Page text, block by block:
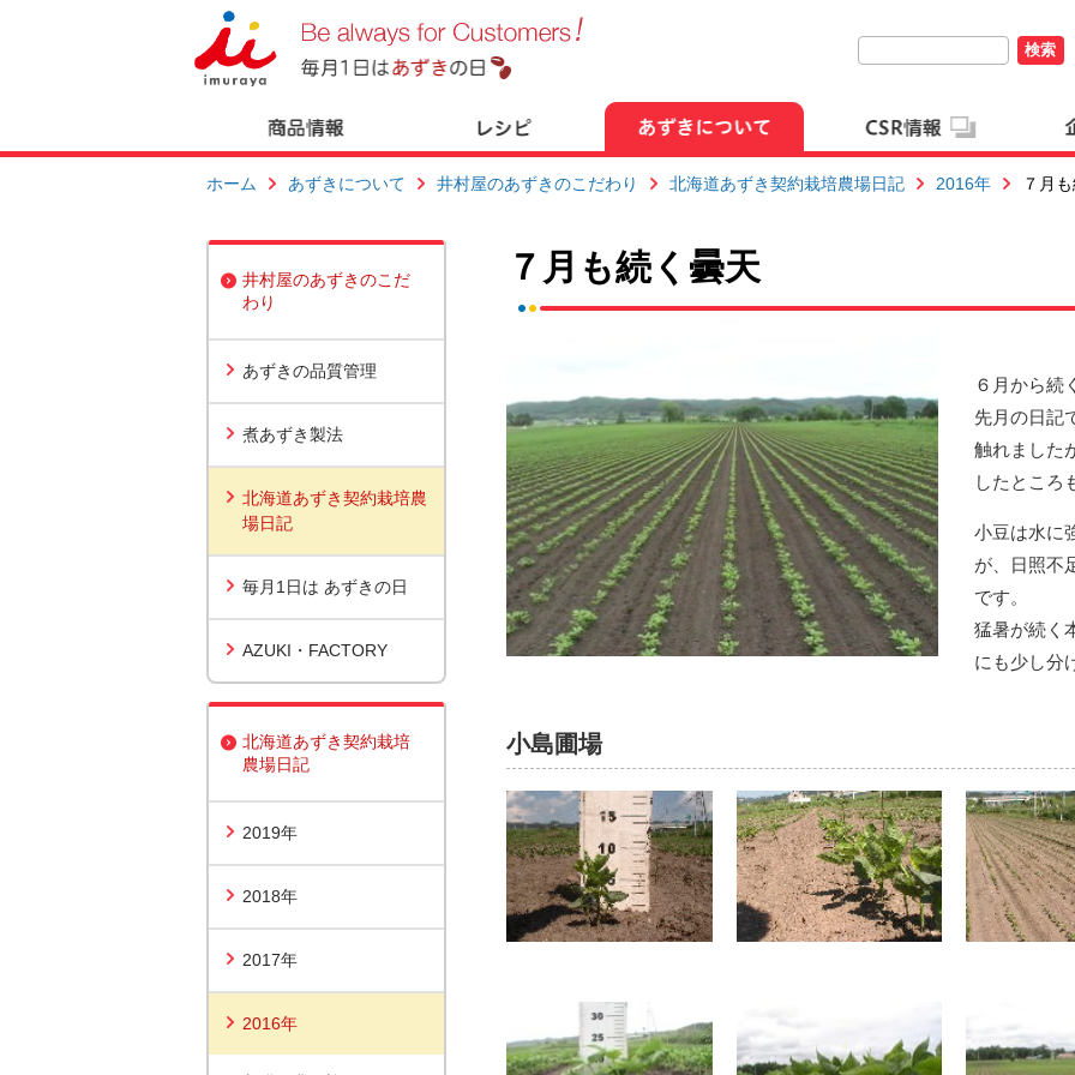
検索
ホーム あずきについて 井村屋のあずきのこだわり 北海道あずき契約栽培農場日記 2016年 ７月
井村屋のあずきのこだ
わり
あずきの品質管理
煮あずき製法
北海道あずき契約栽培農
場日記
毎月1日は あずきの日
AZUKI・FACTORY
北海道あずき契約栽培
農場日記
2019年
2018年
2017年
2016年
７月も続く曇天
６月から続
先月の日記
触れました
したところ
小豆は水に
が、日照不
です。
猛暑が続く
にも少し分
小島圃場